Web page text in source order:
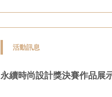
活動訊息
永續時尚設計獎決賽作品展